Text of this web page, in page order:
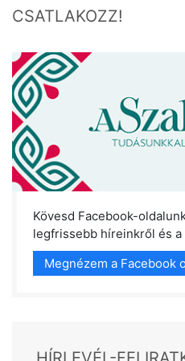
CSATLAKOZZ!
Kövesd Facebook-
legfrissebb híreinkről és
Megnézem a Facebook